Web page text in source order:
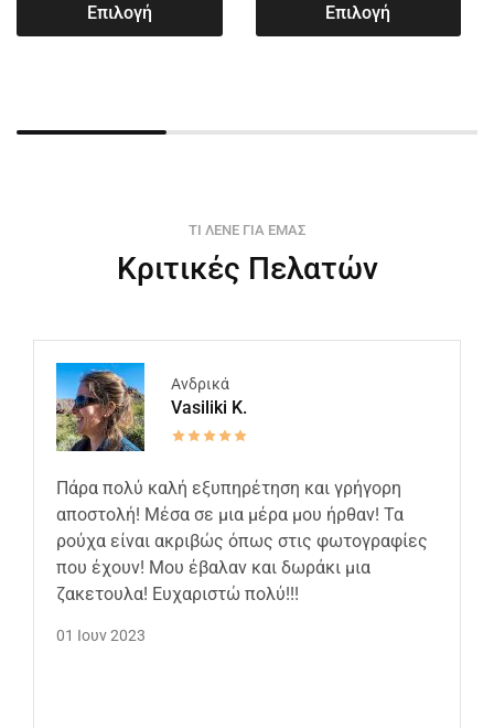
Επιλογή Επιλογή
ΤΙ ΛΕΝΕ ΓΙΑ ΕΜΑΣ
Κριτικές Πελατών
Ανδρικά
Vasiliki K.
Πάρα πολύ καλή εξυπηρέτηση και γρήγορη
αποστολή! Μέσα σε μια μέρα μου ήρθαν! Τα
ρούχα είναι ακριβώς όπως στις φωτογραφίες
που έχουν! Μου έβαλαν και δωράκι μια
ζακετουλα! Ευχαριστώ πολύ!!!
01 Ιουν 2023